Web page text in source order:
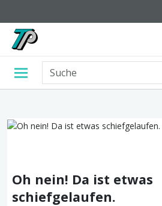
Oh nein! Da ist etwas
schiefgelaufen.